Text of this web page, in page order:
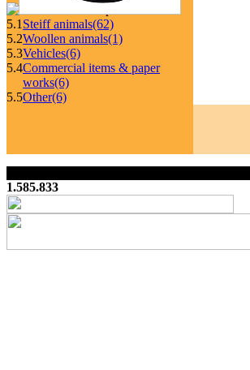
5.1 Steiff animals(62)
5.2Woollen animals(1)
5.3Vehicles(6)
5.4Commercial items & paper
works(6)
5.5Other(6)
1.585.833